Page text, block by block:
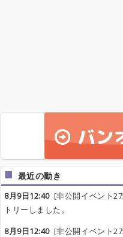
最近の動き
8月9日12:40[非公開イベント
トリーしました。
8月9日12:40[非公開イベント